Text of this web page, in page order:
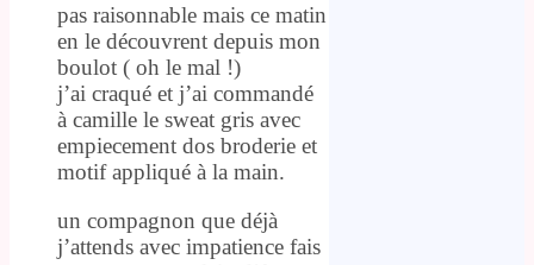
pas raisonnable mais ce matin
en le découvrent depuis mon
boulot ( oh le mal !)
j’ai craqué et j’ai commandé
à camille le sweat gris avec
empiecement dos broderie et
motif appliqué à la main.
un compagnon que déjà
j’attends avec impatience fais